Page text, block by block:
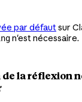
par défautsur
n'est nécessaire.
la réflexion